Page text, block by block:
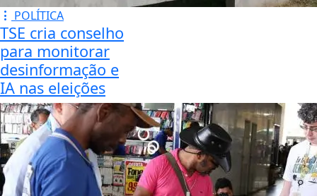
POLÍTICA
TSE cria conselho
para monitorar
desinformação e
IA nas eleições